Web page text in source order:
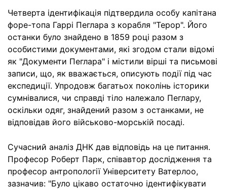
Четверта ідентифікація підтвердила особу капітана
форе-топа Гаррі Пеглара з корабля "Терор". Його
останки було знайдено в 1859 році разом з
особистими документами, які згодом стали відомі
як "Документи Пеглара" і містили вірші та письмові
записи, що, як вважається, описують події під час
експедиції. Упродовж багатьох поколінь історики
сумнівалися, чи справді тіло належало Пеглару,
оскільки одяг, знайдений разом з останками, не
відповідав його військово-морській посаді.
Сучасний аналіз ДНК дав відповідь на це питання.
Професор Роберт Парк, співавтор дослідження та
професор антропології Університету Ватерлоо,
зазначив: "Було цікаво остаточно ідентифікувати